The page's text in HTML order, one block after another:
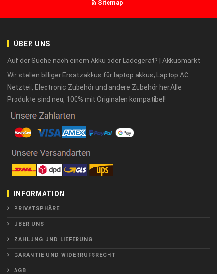
Sitemap
ÜBER UNS
Auf der Suche nach einem Akku oder Ladegerät? | Akkusmarkt
Wir stellen billiger Ersatzakkus für laptop akkus, Laptop AC
Netzteil, Electronic Zubehör und andere Zubehör her.Alle
Produkte sind neu, 100% mit Originalen kompatibel!
INFORMATION
PRIVATSPHÄRE
ÜBER UNS
ZAHLUNG UND LIEFERUNG
GARANTIE UND WIDERRUFSRECHT
AGB